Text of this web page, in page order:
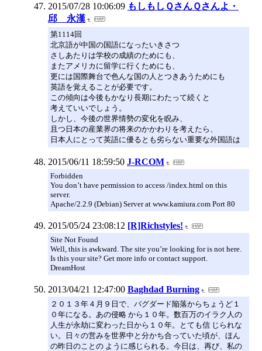
2015/07/28 10:06:09 もしもしＱさんＱさんよ・
邱 永漢
第1114回
北京語が中国の国語になったいきさつ
さしあたりは学校の成績のためにも、
またアメリカに留学に行くためにも、
更には国際舞台で色んな国の人とつきあうためにも
英語を覚えることが必要です。
この傾向は今後もかなり長期にわたって続くと
考えていいでしょう。
しかし、今後の世界情勢の変化を睨み、
且つ日本の産業界の将来のかかわりを考えたら、
日本人にとって英語に優るとも劣らない重要な外国語は
2015/06/11 18:59:50 J-RCOM
Forbidden
You don’t have permission to access /index.html on this
server.
Apache/2.2.9 (Debian) Server at www.kamiura.com Port 80
2015/05/24 23:08:12 [R]Richstyles!
Site Not Found
Well, this is awkward. The site you’re looking for is not here.
Is this your site? Get more info or contact support.
DreamHost
2013/04/21 12:47:00 Baghdad Burning
２０１３年４月９日で、バグダード陥落からちょうど１
０年になる。あの侵略 から１０年。数百万のイラク人の
人生が永劫に変わった日から１０年。とても信 じられな
い。日々の営みを世界中と分かち合っていた頃が、ほん
の昨日のことの ように感じられる。今日は、再び、私の